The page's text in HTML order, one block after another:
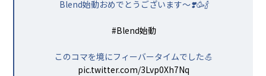
Blend始動おめでとうございます〜❣️🥳🍾
#Blend始動
このコマを境にフィーバータイムでした💪
pic.twitter.com/3Lvp0Xh7Nq